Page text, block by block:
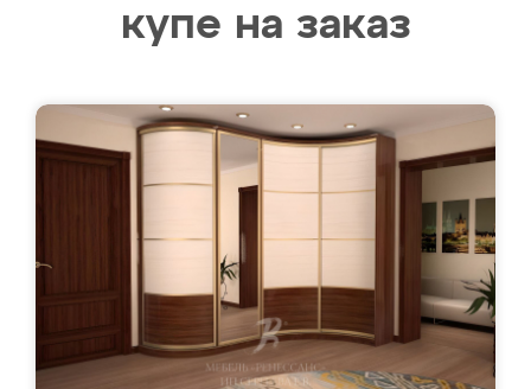
купе на заказ